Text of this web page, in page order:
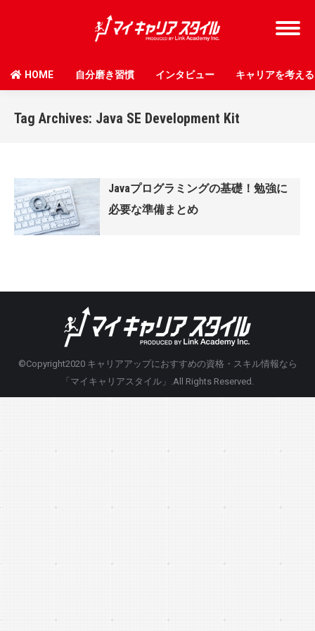
HOME 自分磨き習慣 インタビュー キャリアを考える
Tag Archives: Java SE Development Kit
Javaプログラミングの基礎！勉強に
必要な準備まとめ
©Copyright2020 キャリアアップにおすすめの資格・スキル情報なら
「マイキャリアスタイル」 .All Rights Reserved.